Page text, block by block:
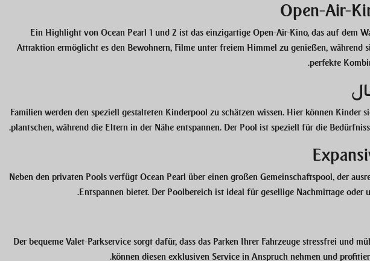
Open-Air-
Ein Highlight von Ocean Pearl 1 und 2 ist das einzigartige Open-Air-Kino, das auf dem
Attraktion ermöglicht es den Bewohnern, Filme unter freiem Himmel zu genießen, während
perfekte
Familien werden den speziell gestalteten Kinderpool zu schätzen wissen. Hier können Kinder
plantschen, während die Eltern in der Nähe entspannen. Der Pool ist speziell für die
Neben den privaten Pools verfügt Ocean Pearl über einen großen Gemeinschaftspool, der
Entspannen bietet. Der Poolbereich ist ideal für gesellige Nachmittage oder
Der bequeme Valet-Parkservice sorgt dafür, dass das Parken Ihrer Fahrzeuge stressfrei und
können diesen exklusiven Service in Anspruch nehmen und